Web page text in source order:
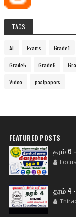
TAGS
AL Exams Grade1
Grade5 Grade6
Video pastpapers
FEATURED POSTS
தரம்
தரம் 4